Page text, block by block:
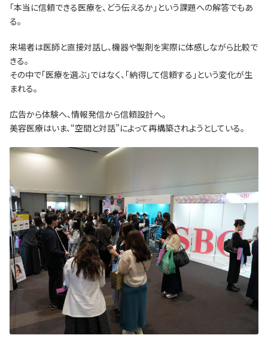
「本当に信頼できる医療を、どう伝えるか」という課題への解答でもあ
る。
来場者は医師と直接対話し、機器や製剤を実際に体感しながら比較で
きる。
その中で「医療を選ぶ」ではなく、「納得して信頼する」という変化が生
まれる。
広告から体験へ、情報発信から信頼設計へ。
美容医療はいま、“空間と対話”によって再構築されようとしている。